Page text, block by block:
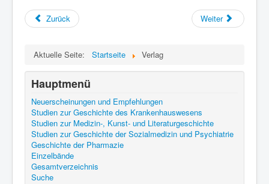
Zurück Weiter
Aktuelle Seite: Startseite Verlag
Hauptmenü
Neuerscheinungen und Empfehlungen
Studien zur Geschichte des Krankenhauswesens
Studien zur Medizin-, Kunst- und Literaturgeschichte
Studien zur Geschichte der Sozialmedizin und Psychiatrie
Geschichte der Pharmazie
Einzelbände
Gesamtverzeichnis
Suche